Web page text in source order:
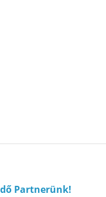
Partnerünk!